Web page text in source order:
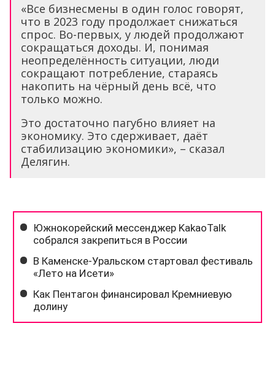
«Все бизнесмены в один голос говорят,
что в 2023 году продолжает снижаться
спрос. Во-первых, у людей продолжают
сокращаться доходы. И, понимая
неопределённость ситуации, люди
сокращают потребление, стараясь
накопить на чёрный день всё, что
только можно.
Это достаточно пагубно влияет на
экономику. Это сдерживает, даёт
стабилизацию экономики», – сказал
Делягин.